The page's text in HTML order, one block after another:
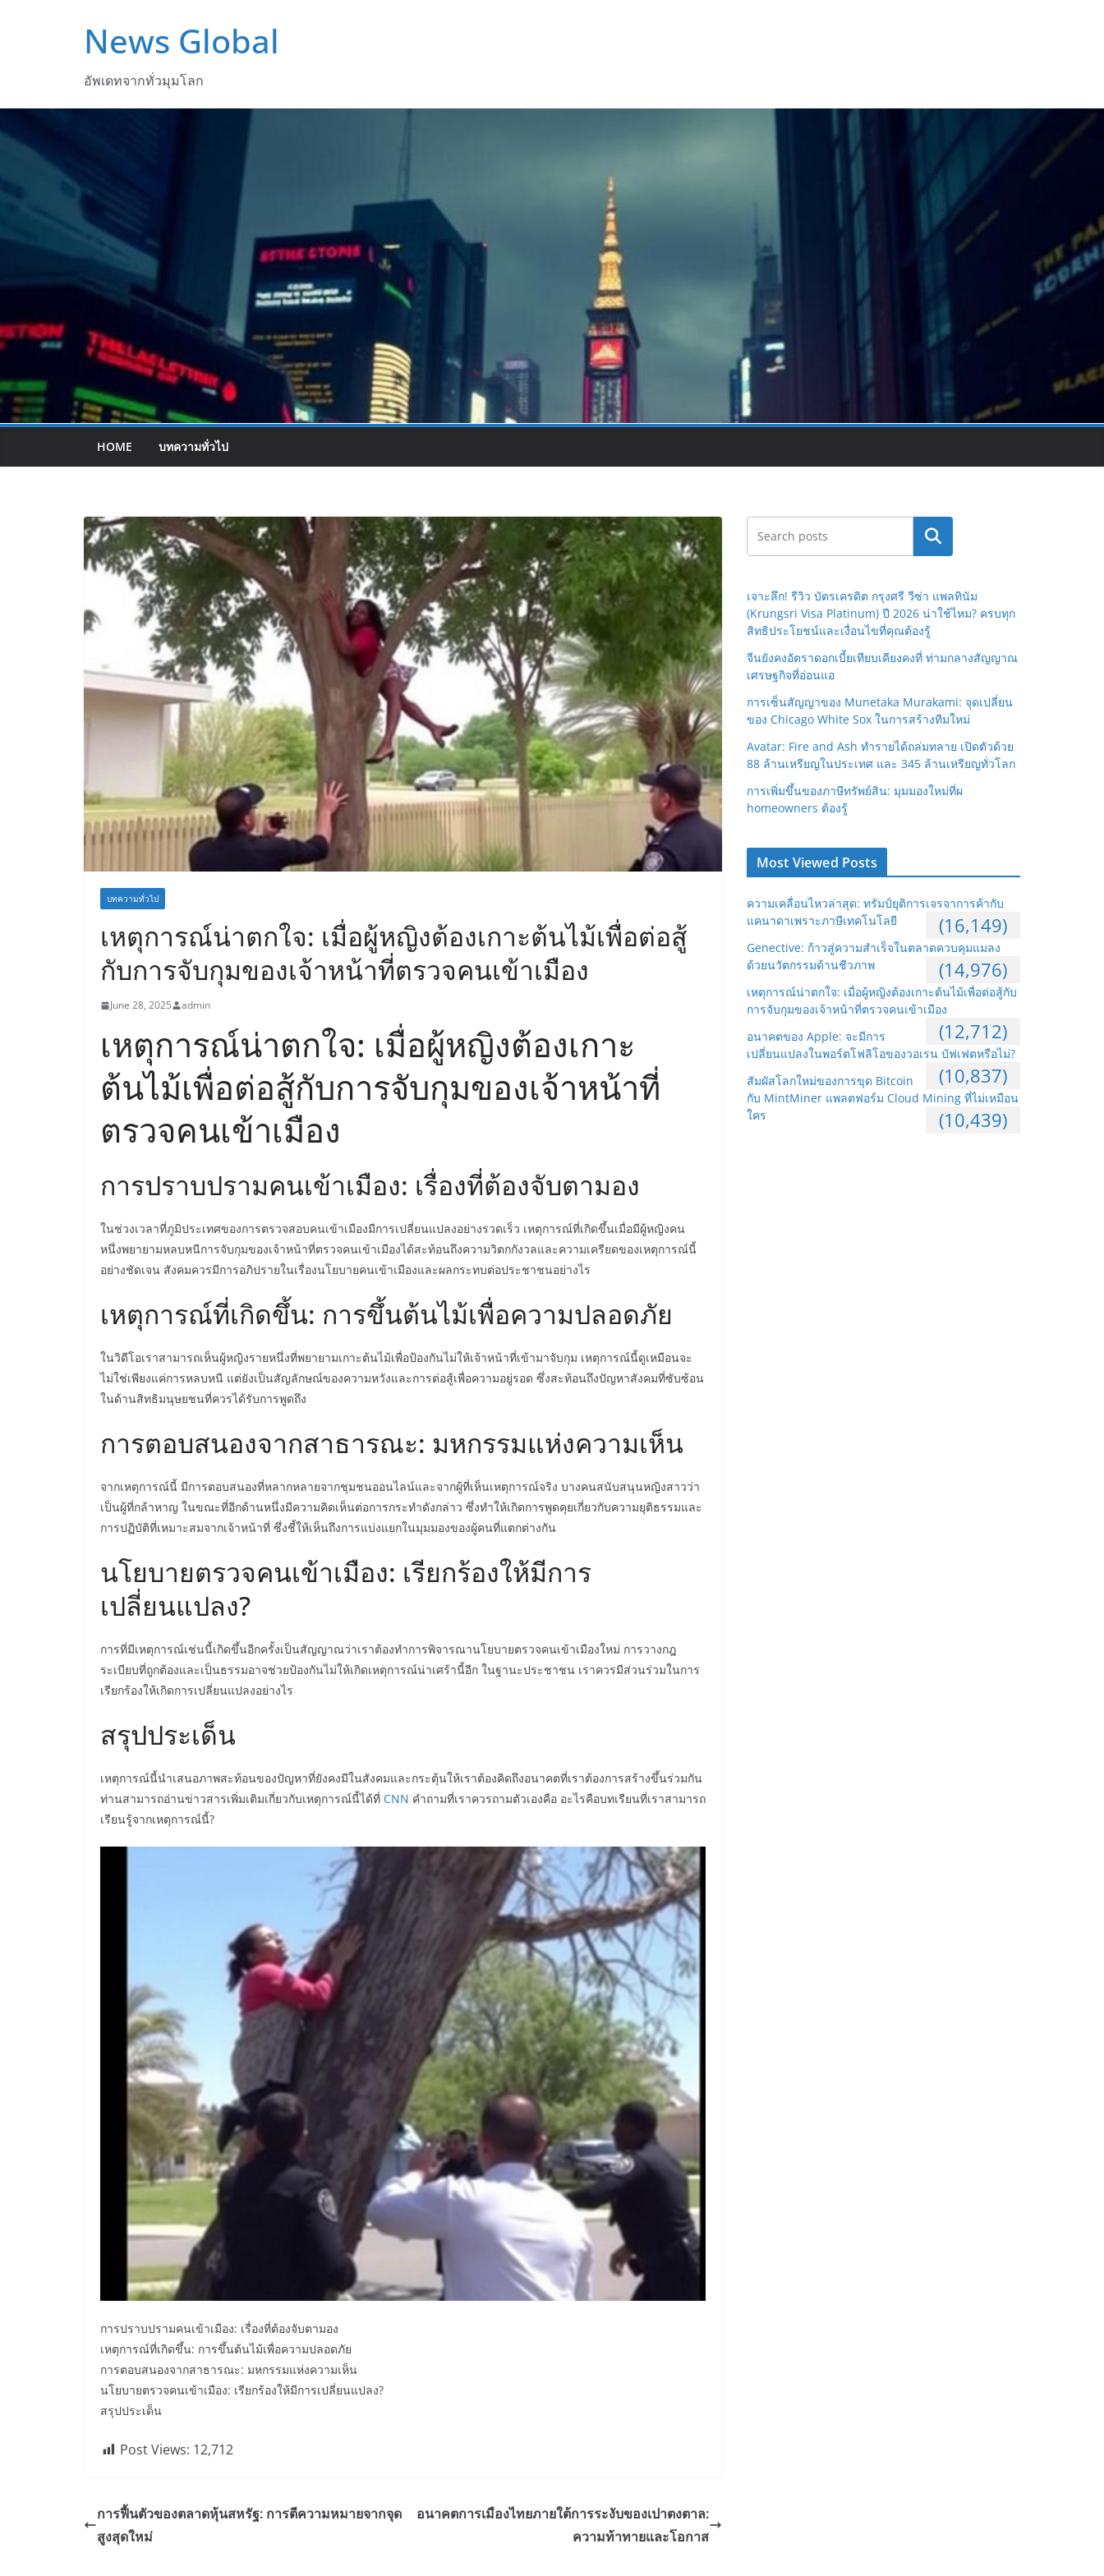
News Global
อัพเดทจากทั่วมุมโลก
HOME บทความทั่วไป
บทความทั่วไป
เหตุการณ์น่าตกใจ: เมื่อผู้หญิงต้องเกาะต้นไม้เพื่อต่อสู้
กับการจับกุมของเจ้าหน้าที่ตรวจคนเข้าเมือง
June 28, 2025 admin
เหตุการณ์น่าตกใจ: เมื่อผู้หญิงต้องเกาะ
ต้นไม้เพื่อต่อสู้กับการจับกุมของเจ้าหน้าที่
ตรวจคนเข้าเมือง
การปราบปรามคนเข้าเมือง: เรื่องที่ต้องจับตามอง
ในช่วงเวลาที่ภูมิประเทศของการตรวจสอบคนเข้าเมืองมีการเปลี่ยนแปลงอย่างรวดเร็ว เหตุการณ์ที่เกิดขึ้นเมื่อมีผู้หญิงคน
หนึ่งพยายามหลบหนีการจับกุมของเจ้าหน้าที่ตรวจคนเข้าเมืองได้สะท้อนถึงความวิตกกังวลและความเครียดของเหตุการณ์นี้
อย่างชัดเจน สังคมควรมีการอภิปรายในเรื่องนโยบายคนเข้าเมืองและผลกระทบต่อประชาชนอย่างไร
เหตุการณ์ที่เกิดขึ้น: การขึ้นต้นไม้เพื่อความปลอดภัย
ในวิดีโอเราสามารถเห็นผู้หญิงรายหนึ่งที่พยายามเกาะต้นไม้เพื่อป้องกันไม่ให้เจ้าหน้าที่เข้ามาจับกุม เหตุการณ์นี้ดูเหมือนจะ
ไม่ใช่เพียงแค่การหลบหนี แต่ยังเป็นสัญลักษณ์ของความหวังและการต่อสู้เพื่อความอยู่รอด ซึ่งสะท้อนถึงปัญหาสังคมที่ซับซ้อน
ในด้านสิทธิมนุษยชนที่ควรได้รับการพูดถึง
การตอบสนองจากสาธารณะ: มหกรรมแห่งความเห็น
จากเหตุการณ์นี้ มีการตอบสนองที่หลากหลายจากชุมชนออนไลน์และจากผู้ที่เห็นเหตุการณ์จริง บางคนสนับสนุนหญิงสาวว่า
เป็นผู้ที่กล้าหาญ ในขณะที่อีกด้านหนึ่งมีความคิดเห็นต่อการกระทำดังกล่าว ซึ่งทำให้เกิดการพูดคุยเกี่ยวกับความยุติธรรมและ
การปฏิบัติที่เหมาะสมจากเจ้าหน้าที่ ซึ่งชี้ให้เห็นถึงการแบ่งแยกในมุมมองของผู้คนที่แตกต่างกัน
นโยบายตรวจคนเข้าเมือง: เรียกร้องให้มีการ
เปลี่ยนแปลง?
การที่มีเหตุการณ์เช่นนี้เกิดขึ้นอีกครั้งเป็นสัญญาณว่าเราต้องทำการพิจารณานโยบายตรวจคนเข้าเมืองใหม่ การวางกฎ
ระเบียบที่ถูกต้องและเป็นธรรมอาจช่วยป้องกันไม่ให้เกิดเหตุการณ์น่าเศร้านี้อีก ในฐานะประชาชน เราควรมีส่วนร่วมในการ
เรียกร้องให้เกิดการเปลี่ยนแปลงอย่างไร
สรุปประเด็น
เหตุการณ์นี้นำเสนอภาพสะท้อนของปัญหาที่ยังคงมีในสังคมและกระตุ้นให้เราต้องคิดถึงอนาคตที่เราต้องการสร้างขึ้นร่วมกัน
ท่านสามารถอ่านข่าวสารเพิ่มเติมเกี่ยวกับเหตุการณ์นี้ได้ที่ CNN คำถามที่เราควรถามตัวเองคือ อะไรคือบทเรียนที่เราสามารถ
เรียนรู้จากเหตุการณ์นี้?
การปราบปรามคนเข้าเมือง: เรื่องที่ต้องจับตามอง
เหตุการณ์ที่เกิดขึ้น: การขึ้นต้นไม้เพื่อความปลอดภัย
การตอบสนองจากสาธารณะ: มหกรรมแห่งความเห็น
นโยบายตรวจคนเข้าเมือง: เรียกร้องให้มีการเปลี่ยนแปลง?
สรุปประเด็น
Post Views: 12,712
การฟื้นตัวของตลาดหุ้นสหรัฐ: การตีความหมายจากจุด
สูงสุดใหม่
อนาคตการเมืองไทยภายใต้การระงับของเปาตงตาล:
ความท้าทายและโอกาส
Search
เจาะลึก! รีวิว บัตรเครดิต กรุงศรี วีซ่า แพลทินัม
(Krungsri Visa Platinum) ปี 2026 น่าใช้ไหม? ครบทุก
สิทธิประโยชน์และเงื่อนไขที่คุณต้องรู้
จีนยังคงอัตราดอกเบี้ยเทียบเคียงคงที่ ท่ามกลางสัญญาณ
เศรษฐกิจที่อ่อนแอ
การเซ็นสัญญาของ Munetaka Murakami: จุดเปลี่ยน
ของ Chicago White Sox ในการสร้างทีมใหม่
Avatar: Fire and Ash ทำรายได้ถล่มทลาย เปิดตัวด้วย
88 ล้านเหรียญในประเทศ และ 345 ล้านเหรียญทั่วโลก
การเพิ่มขึ้นของภาษีทรัพย์สิน: มุมมองใหม่ที่ผ
homeowners ต้องรู้
Most Viewed Posts
ความเคลื่อนไหวล่าสุด: ทรัมป์ยุติการเจรจาการค้ากับ
แคนาดาเพราะภาษีเทคโนโลยี
(16,149)
Genective: ก้าวสู่ความสำเร็จในตลาดควบคุมแมลง
ด้วยนวัตกรรมด้านชีวภาพ
(14,976)
เหตุการณ์น่าตกใจ: เมื่อผู้หญิงต้องเกาะต้นไม้เพื่อต่อสู้กับ
การจับกุมของเจ้าหน้าที่ตรวจคนเข้าเมือง
(12,712)
อนาคตของ Apple: จะมีการ
เปลี่ยนแปลงในพอร์ตโฟลิโอของวอเรน บัฟเฟตหรือไม่?
(10,837)
สัมผัสโลกใหม่ของการขุด Bitcoin
กับ MintMiner แพลตฟอร์ม Cloud Mining ที่ไม่เหมือน
ใคร
(10,439)